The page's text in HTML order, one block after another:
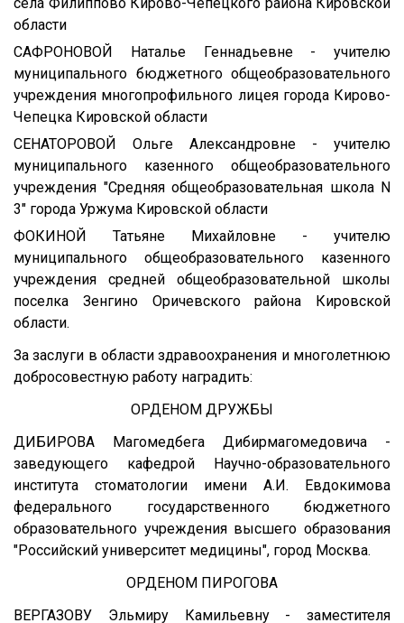
области
САФРОНОВОЙ Наталье Геннадьевне - учителю
муниципального бюджетного общеобразовательного
учреждения многопрофильного лицея города Кирово-
Чепецка Кировской области
СЕНАТОРОВОЙ Ольге Александровне - учителю
муниципального казенного общеобразовательного
учреждения "Средняя общеобразовательная школа N
3" города Уржума Кировской области
ФОКИНОЙ Татьяне Михайловне - учителю
муниципального общеобразовательного казенного
учреждения средней общеобразовательной школы
поселка Зенгино Оричевского района Кировской
области.
За заслуги в области здравоохранения и многолетнюю
добросовестную работу наградить:
ОРДЕНОМ ДРУЖБЫ
ДИБИРОВА Магомедбега Дибирмагомедовича -
заведующего кафедрой Научно-образовательного
института стоматологии имени А.И. Евдокимова
федерального государственного бюджетного
образовательного учреждения высшего образования
"Российский университет медицины", город Москва.
ОРДЕНОМ ПИРОГОВА
ВЕРГАЗОВУ Эльмиру Камильевну - заместителя